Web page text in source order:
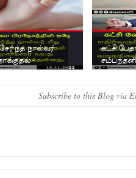
நால்வர்
-
கட்சி
Subscribe to this Blog via